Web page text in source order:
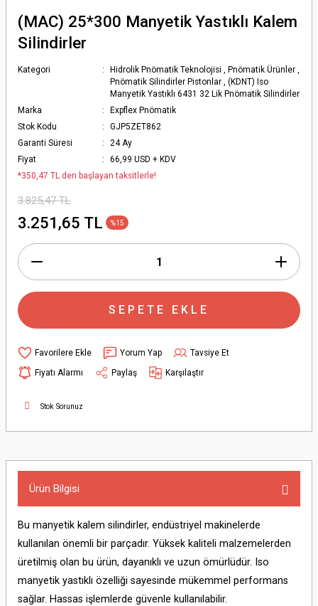
(MAC) 25*300 Manyetik Yastıklı Kalem
Silindirler
Kategori Hidrolik Pnömatik Teknolojisi , Pnömatik Ürünler ,
Pnömatik Silindirler Pistonlar ,(KDNT) Iso
Manyetik Yastıklı 6431 32 Lik Pnömatik Silindirler
Marka
Expflex Pnömatik
Stok Kodu
GJP5ZET862
Garanti Süresi
24 Ay
Fiyat
66,99 USD + KDV
*350,47 TL den başlayan taksitlerle!
3.825,47 TL
3.251,65 TL %15
SEPETE EKLE
Yorum Yap
Tavsiye Et
Fiyatı Alarmı
Paylaş Karşılaştır
Stok Sorunuz
Ürün Bilgisi
Bu manyetik kalem silindirler, endüstriyel makinelerde
kullanılan önemli bir parçadır. Yüksek kaliteli malzemelerden
üretilmiş olan bu ürün, dayanıklı ve uzun ömürlüdür. Iso
manyetik yastıklı özelliği sayesinde mükemmel performans
sağlar. Hassas işlemlerde güvenle kullanılabilir.